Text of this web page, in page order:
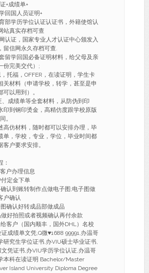
+成绩单+
回国人员证明+
部学历学位认证认证书，外籍使馆认
站真实存档可查
认证，国家专业人才认证中心颁发入
留信网永久存档可查.
留学回国必备证明材料，给父母及亲
份完美交代）;
托福，OFFER，在读证明，学生卡
关材料（申请学校，转学，甚至是申
可以用到）。
、成绩单等全套材料，从防伪到印
印到钢印烫金，高精仿度跟学校原版
。
高仿材料，随时都可以安排办理，毕
单，学校，专业，学位，毕业时间都
客户要求安排。
：
户办理信息
定金下单
认到账转制作点做电子图;电子图做
户确认
确认好转成品部做成品
好拍照或者视频确认再付余款
客户（国内顺丰，国外DHL）名校
成绩单文凭,Q微♥1688 99991,办温哥
研究生学位证书,办VIU硕士毕业证书,
文凭证书,办VIU学历学位认证,办温哥
本科在读证明 Bachelor/Master
Island University Diploma Degree